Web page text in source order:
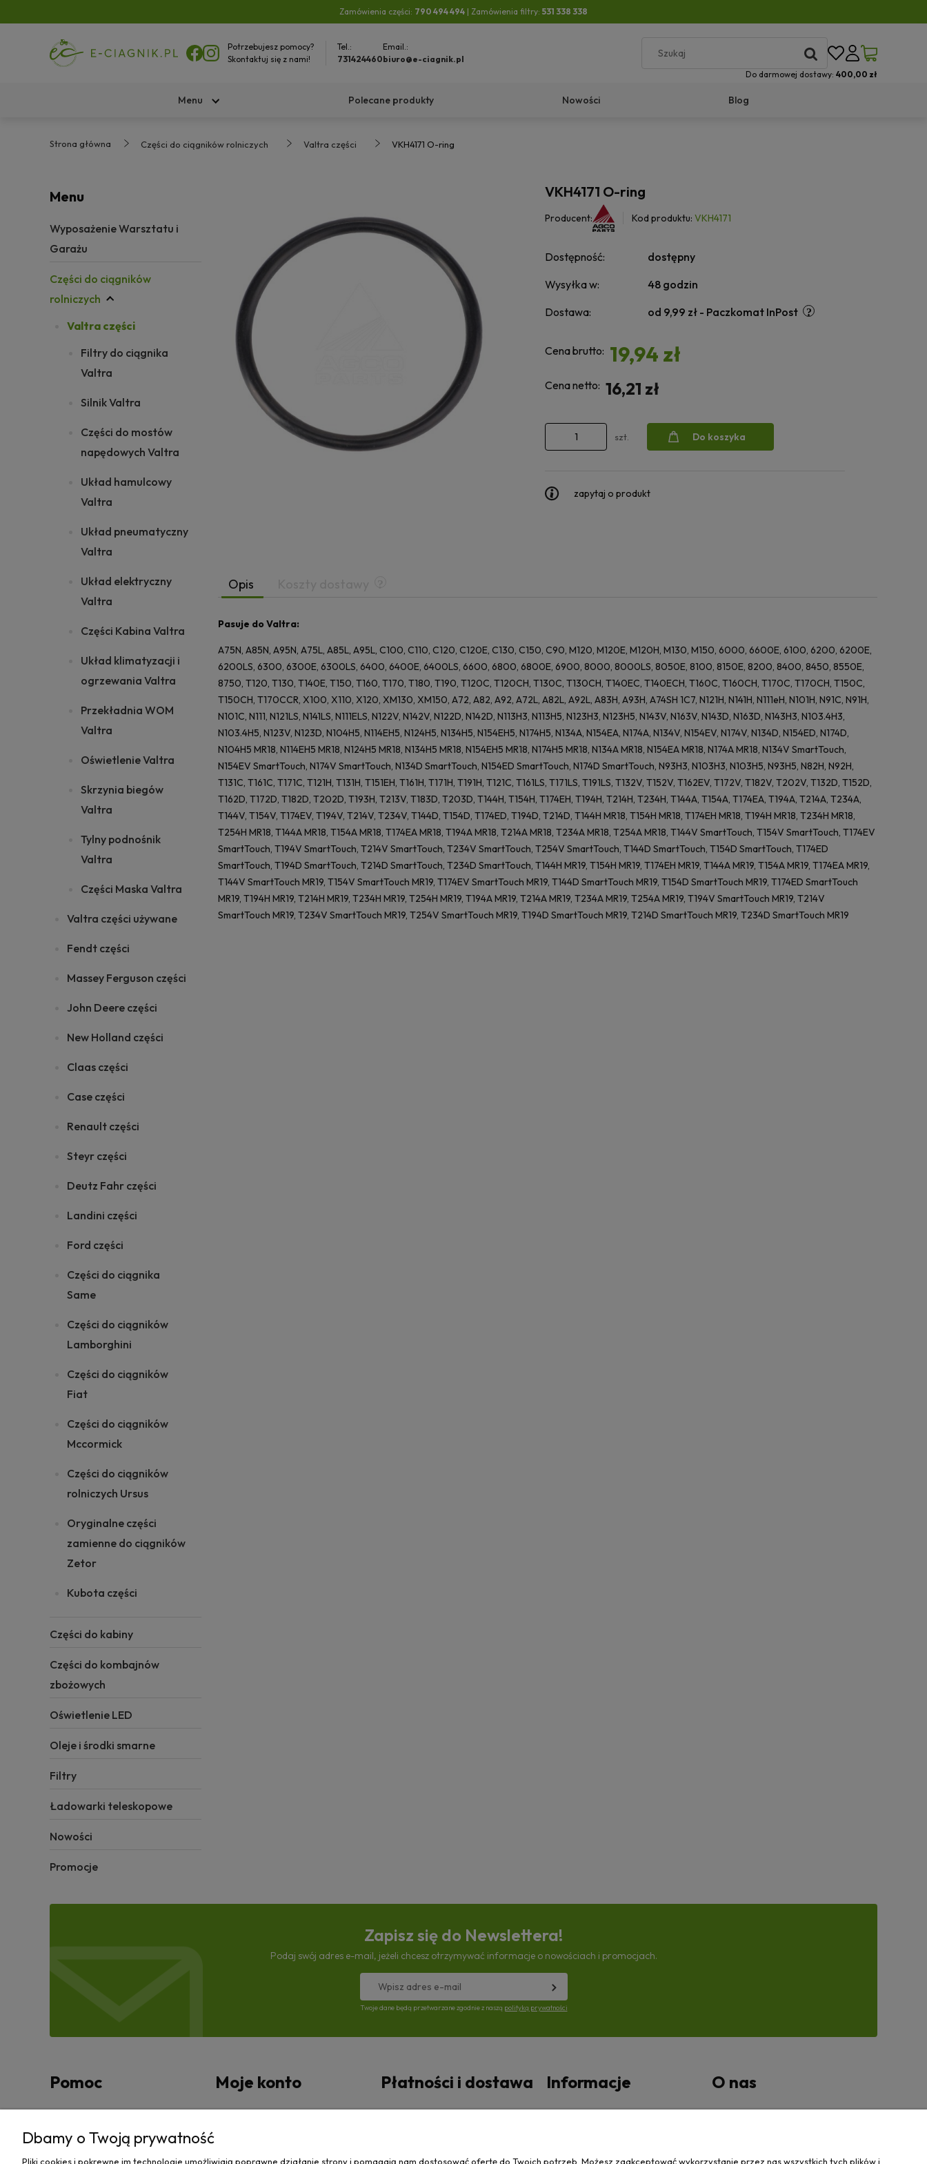
Zamówienia części: 790 494 494 | Zamówienia filtry: 531 338 338
Potrzebujesz pomocy?
Skontaktuj się z nami!
Tel.:
731424460
Email.:
biuro@e-ciagnik.pl
Do darmowej dostawy: 400,00 zł
Menu Polecane produkty Nowości Blog
Strona główna Części do ciągników rolniczych Valtra części VKH4171 O-ring
Menu
Wyposażenie Warsztatu i
Garażu
Części do ciągników
rolniczych
Valtra części
Filtry do ciągnika
Valtra
Silnik Valtra
Części do mostów
napędowych Valtra
Układ hamulcowy
Valtra
Układ pneumatyczny
Valtra
Układ elektryczny
Valtra
Części Kabina Valtra
Układ klimatyzacji i
ogrzewania Valtra
Przekładnia WOM
Valtra
Oświetlenie Valtra
Skrzynia biegów
Valtra
Tylny podnośnik
Valtra
Części Maska Valtra
Valtra części używane
Fendt części
Massey Ferguson części
John Deere części
New Holland części
Claas części
Case części
Renault części
Steyr części
Deutz Fahr części
Landini części
Ford części
Części do ciągnika
Same
Części do ciągników
Lamborghini
Części do ciągników
Fiat
Części do ciągników
Mccormick
Części do ciągników
rolniczych Ursus
Oryginalne części
zamienne do ciągników
Zetor
Kubota części
Części do kabiny
Części do kombajnów
zbożowych
Oświetlenie LED
Oleje i środki smarne
Filtry
Ładowarki teleskopowe
Nowości
Promocje
VKH4171 O-ring
Producent: Kod produktu: VKH4171
Dostępność:
dostępny
Wysyłka w:
48 godzin
Dostawa:
od 9,99 zł - Paczkomat InPost
Cena brutto: 19,94 zł
Cena netto: 16,21 zł
szt. Do koszyka
zapytaj o produkt
Opis
Pasuje do Valtra:
A75N, A85N, A95N, A75L, A85L, A95L, C100, C110, C120, C120E, C130, C150, C90, M120, M120E, M120H, M130, M150, 6000, 6600E, 6100, 6200, 6200E,
6200LS, 6300, 6300E, 6300LS, 6400, 6400E, 6400LS, 6600, 6800, 6800E, 6900, 8000, 8000LS, 8050E, 8100, 8150E, 8200, 8400, 8450, 8550E,
8750, T120, T130, T140E, T150, T160, T170, T180, T190, T120C, T120CH, T130C, T130CH, T140EC, T140ECH, T160C, T160CH, T170C, T170CH, T150C,
T150CH, T170CCR, X100, X110, X120, XM130, XM150, A72, A82, A92, A72L, A82L, A92L, A83H, A93H, A74SH 1C7, N121H, N141H, N111eH, N101H, N91C, N91H,
N101C, N111, N121LS, N141LS, N111ELS, N122V, N142V, N122D, N142D, N113H3, N113H5, N123H3, N123H5, N143V, N163V, N143D, N163D, N143H3, N103.4H3,
N103.4H5, N123V, N123D, N104H5, N114EH5, N124H5, N134H5, N154EH5, N174H5, N134A, N154EA, N174A, N134V, N154EV, N174V, N134D, N154ED, N174D,
N104H5 MR18, N114EH5 MR18, N124H5 MR18, N134H5 MR18, N154EH5 MR18, N174H5 MR18, N134A MR18, N154EA MR18, N174A MR18, N134V SmartTouch,
N154EV SmartTouch, N174V SmartTouch, N134D SmartTouch, N154ED SmartTouch, N174D SmartTouch, N93H3, N103H3, N103H5, N93H5, N82H, N92H,
T131C, T161C, T171C, T121H, T131H, T151EH, T161H, T171H, T191H, T121C, T161LS, T171LS, T191LS, T132V, T152V, T162EV, T172V, T182V, T202V, T132D, T152D,
T162D, T172D, T182D, T202D, T193H, T213V, T183D, T203D, T144H, T154H, T174EH, T194H, T214H, T234H, T144A, T154A, T174EA, T194A, T214A, T234A,
T144V, T154V, T174EV, T194V, T214V, T234V, T144D, T154D, T174ED, T194D, T214D, T144H MR18, T154H MR18, T174EH MR18, T194H MR18, T234H MR18,
T254H MR18, T144A MR18, T154A MR18, T174EA MR18, T194A MR18, T214A MR18, T234A MR18, T254A MR18, T144V SmartTouch, T154V SmartTouch, T174EV
SmartTouch, T194V SmartTouch, T214V SmartTouch, T234V SmartTouch, T254V SmartTouch, T144D SmartTouch, T154D SmartTouch, T174ED
SmartTouch, T194D SmartTouch, T214D SmartTouch, T234D SmartTouch, T144H MR19, T154H MR19, T174EH MR19, T144A MR19, T154A MR19, T174EA MR19,
T144V SmartTouch MR19, T154V SmartTouch MR19, T174EV SmartTouch MR19, T144D SmartTouch MR19, T154D SmartTouch MR19, T174ED SmartTouch
MR19, T194H MR19, T214H MR19, T234H MR19, T254H MR19, T194A MR19, T214A MR19, T234A MR19, T254A MR19, T194V SmartTouch MR19, T214V
SmartTouch MR19, T234V SmartTouch MR19, T254V SmartTouch MR19, T194D SmartTouch MR19, T214D SmartTouch MR19, T234D SmartTouch MR19
Zapisz się do Newslettera!
Podaj swój adres e-mail, jeżeli chcesz otrzymywać informacje o nowościach i promocjach.
Twoje dane będą przetwarzane zgodnie z naszą polityką prywatności
Pomoc
Regulamin
Moje konto Płatności i dostawa Informacje O nas
Dbamy o Twoją prywatność
Pliki cookies i pokrewne im technologie umożliwiają poprawne działanie strony i pomagają nam dostosować ofertę do Twoich potrzeb. Możesz zaakceptować wykorzystanie przez nas wszystkich tych plików i